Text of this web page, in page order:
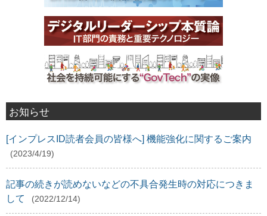
お知らせ
[インプレスID読者会員の皆様へ] 機能強化に関するご案内
(2023/4/19)
記事の続きが読めないなどの不具合発生時の対応につきま
して
(2022/12/14)